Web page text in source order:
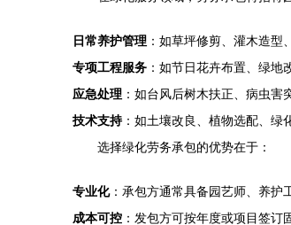
日常养护管理 ：如草坪修剪、灌木造型
专项工程服务 ：如节日花卉布置、绿地
应急处理 ：如台风后树木扶正、病虫害
技术支持：如土壤改良、植物选配、绿
选择绿化劳务承包的优势在于：
专业化：承包方通常具备园艺师、养护
成本可控 ：发包方可按年度或项目签订